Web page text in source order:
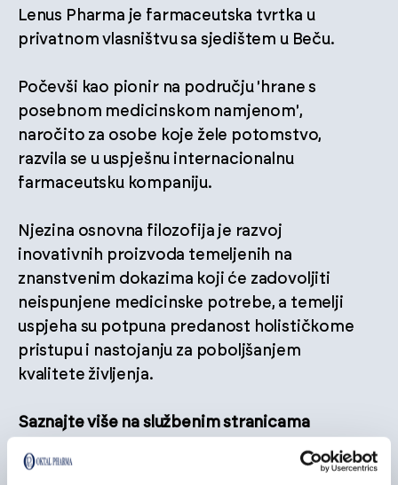
Lenus Pharma je farmaceutska tvrtka u
privatnom vlasništvu sa sjedištem u Beču.
Počevši kao pionir na području 'hrane s
posebnom medicinskom namjenom',
naročito za osobe koje žele potomstvo,
razvila se u uspješnu internacionalnu
farmaceutsku kompaniju.
Njezina osnovna filozofija je razvoj
inovativnih proizvoda temeljenih na
znanstvenim dokazima koji će zadovoljiti
neispunjene medicinske potrebe, a temelji
uspjeha su potpuna predanost holističkome
pristupu i nastojanju za poboljšanjem
kvalitete življenja.
Saznajte više na službenim stranicama